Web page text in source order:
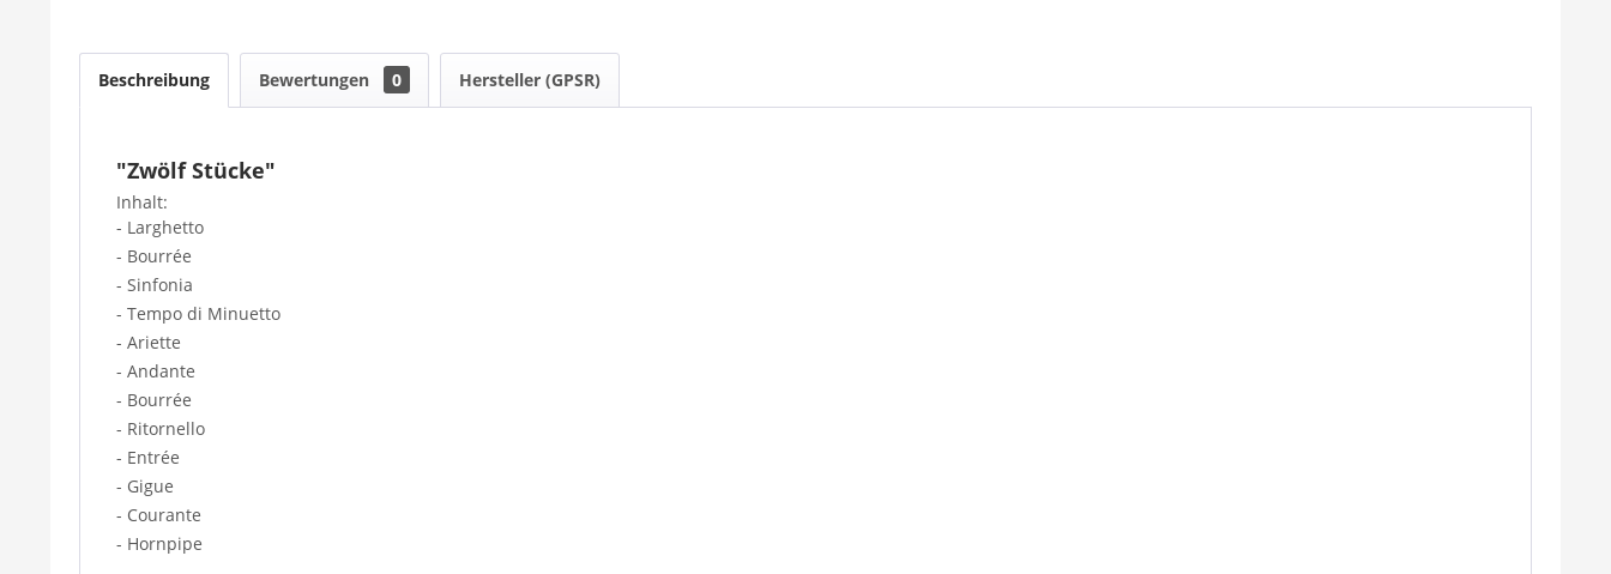
Beschreibung Bewertungen 0 Hersteller (GPSR)
"Zwölf Stücke"
Inhalt:
- Larghetto
- Bourrée
- Sinfonia
- Tempo di Minuetto
- Ariette
- Andante
- Bourrée
- Ritornello
- Entrée
- Gigue
- Courante
- Hornpipe